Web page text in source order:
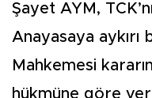
Şayet AYM,
Anayasaya aykırı
Mahkemesi
hükmüne göre